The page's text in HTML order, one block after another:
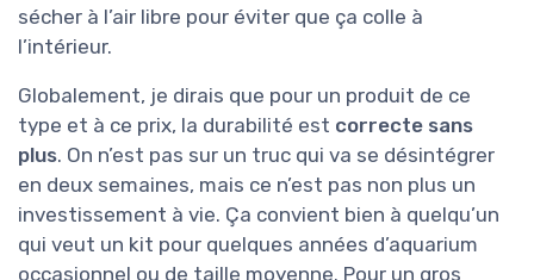
sécher à l’air libre pour éviter que ça colle à
l’intérieur.
Globalement, je dirais que pour un produit de ce
type et à ce prix, la durabilité est correcte sans
plus. On n’est pas sur un truc qui va se désintégrer
en deux semaines, mais ce n’est pas non plus un
investissement à vie. Ça convient bien à quelqu’un
qui veut un kit pour quelques années d’aquarium
occasionnel ou de taille moyenne. Pour un gros